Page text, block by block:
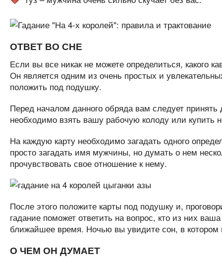
ОТВЕТ ВО СНЕ
Если вы все никак не можете определиться, какого
Он является одним из очень простых и
положить под подушку.
Перед началом данного обряда вам следует
необходимо взять вашу рабочую колоду или купить
На каждую карту необходимо загадать одного
просто загадать имя мужчины, но думать о нем
прочувствовать свое отношение к нему.
После этого положите карты под подушку и,
гадание поможет ответить на вопрос, кто из них
ближайшее время. Ночью вы увидите сон, в котором
О ЧЕМ ОН ДУМАЕТ